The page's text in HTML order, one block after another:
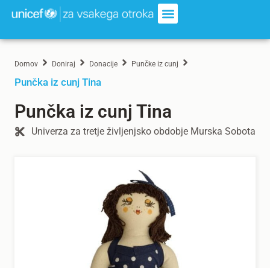
Domov Doniraj Donacije Punčke iz cunj
Punčka iz cunj Tina
Punčka iz cunj Tina
Univerza za tretje življenjsko obdobje Murska Sobota